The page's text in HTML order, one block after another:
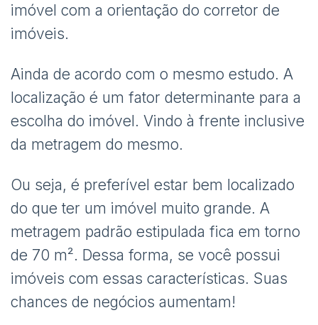
imóvel com a orientação do corretor de
imóveis.
Ainda de acordo com o mesmo estudo. A
localização é um fator determinante para a
escolha do imóvel. Vindo à frente inclusive
da metragem do mesmo.
Ou seja, é preferível estar bem localizado
do que ter um imóvel muito grande. A
metragem padrão estipulada fica em torno
de 70 m². Dessa forma, se você possui
imóveis com essas características. Suas
chances de negócios aumentam!